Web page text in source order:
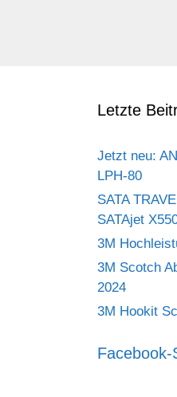
Letzte
Jetzt neu:
LPH-80
SATA
SATAjet
3M
3M Scotch
2024
3M Hookit
Facebook-